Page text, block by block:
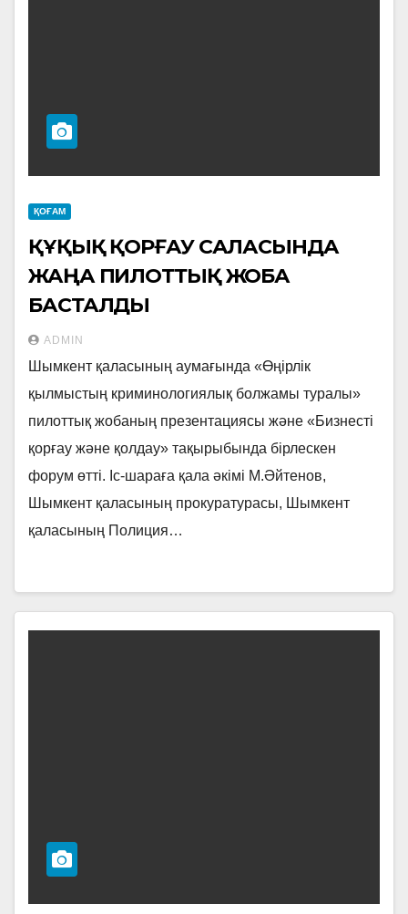
ҚОҒАМ
ҚҰҚЫҚ ҚОРҒАУ САЛАСЫНДА
ЖАҢА ПИЛОТТЫҚ ЖОБА
БАСТАЛДЫ
ADMIN
Шымкент қаласының аумағында «Өңірлік
қылмыстың криминологиялық болжамы туралы»
пилоттық жобаның презентациясы және «Бизнесті
қорғау және қолдау» тақырыбында бірлескен
форум өтті. Іс-шараға қала әкімі М.Әйтенов,
Шымкент қаласының прокуратурасы, Шымкент
қаласының Полиция…